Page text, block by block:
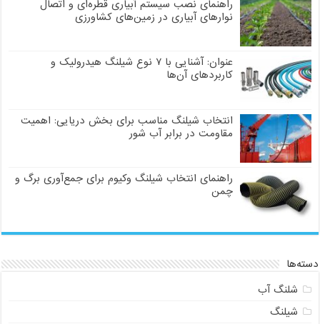
راهنمای نصب سیستم آبیاری قطره‌ای و اتصال
نوارهای آبیاری در زمین‌های کشاورزی
عنوان: آشنایی با ۷ نوع شیلنگ هیدرولیک و
کاربردهای آن‌ها
انتخاب شیلنگ مناسب برای بخش دریایی: اهمیت
مقاومت در برابر آب شور
راهنمای انتخاب شیلنگ وکیوم برای جمع‌آوری برگ و
چمن
دسته‌ها
شلنگ آب
شیلنگ